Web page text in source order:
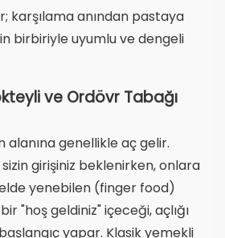
karşılama anından pastaya
birbiriyle uyumlu ve dengeli
ve Ordövr Tabağı
alanına genellikle aç gelir.
girişiniz beklenirken, onlara
yenebilen (finger food)
"hoş geldiniz" içeceği, açlığı
yapar. Klasik yemekli